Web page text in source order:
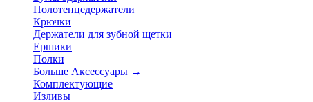
Полотенцедержатели
Крючки
Держатели для зубной щетки
Ершики
Полки
Больше Аксессуары →
Комплектующие
Изливы